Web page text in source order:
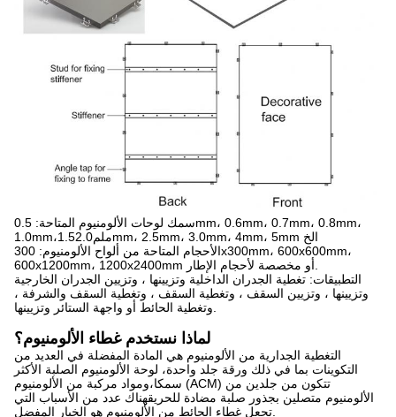
سمك لوحات الألومنيوم المتاحة: 0.5mm، 0.6mm، 0.7mm، 0.8mm،
1.0mm،1.5ملم2.0mm، 2.5mm، 3.0mm، 4mm، 5mm الخ
الأحجام المتاحة من ألواح الألومنيوم: 300x300mm، 600x600mm،
التطبيقات: تغطية الجدران الداخلية وتزيينها ، وتزيين الجدران الخارجية
وتزيينها ، وتزيين السقف ، وتغطية السقف ، وتغطية السقف والشرفة ،
لماذا نستخدم غطاء الألومنيوم؟
التغطية الجدارية من الألومنيوم هي المادة المفضلة في العديد من
التكوينات بما في ذلك ورقة جلد واحدة، لوحة الألومنيوم الصلبة الأكثر
سمكا،ومواد مركبة من الألومنيوم (ACM) تتكون من جلدين من
الألومنيوم متصلين بجذور صلبة مضادة للحريقهناك عدد من الأسباب التي